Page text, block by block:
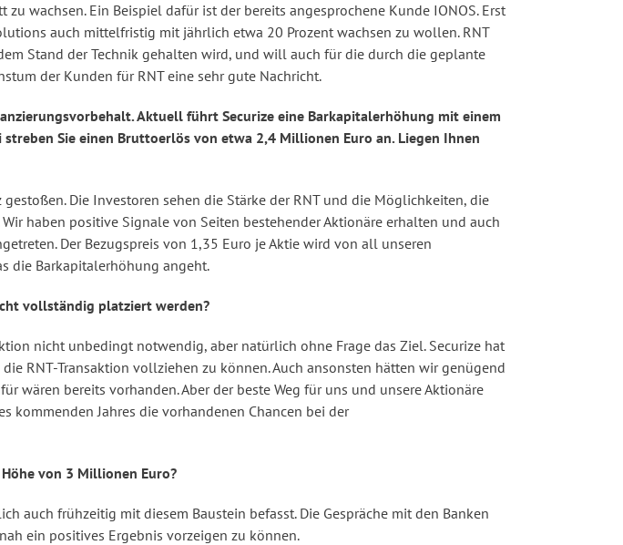
wachsen. Ein Beispiel dafür ist der bereits angesprochene Kunde IONOS. Erst
auch mittelfristig mit jährlich etwa 20 Prozent wachsen zu wollen. RNT
Stand der Technik gehalten wird, und will auch für die durch die geplante
der Kunden für RNT eine sehr gute Nachricht.
Aktuell führt Securize eine Barkapitalerhöhung mit einem
Sie einen Bruttoerlös von etwa 2,4 Millionen Euro an. Liegen Ihnen
Die Investoren sehen die Stärke der RNT und die Möglichkeiten, die
haben positive Signale von Seiten bestehender Aktionäre erhalten und auch
Der Bezugspreis von 1,35 Euro je Aktie wird von all unseren
die Barkapitalerhöhung angeht.
vollständig platziert werden?
nicht unbedingt notwendig, aber natürlich ohne Frage das Ziel. Securize hat
RNT-Transaktion vollziehen zu können. Auch ansonsten hätten wir genügend
wären bereits vorhanden. Aber der beste Weg für uns und unsere Aktionäre
kommenden Jahres die vorhandenen Chancen bei der
von 3 Millionen Euro?
auch frühzeitig mit diesem Baustein befasst. Die Gespräche mit den Banken
ein positives Ergebnis vorzeigen zu können.